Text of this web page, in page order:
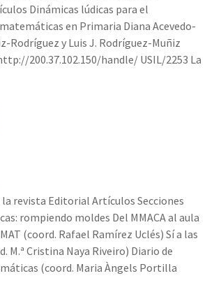
Dinámicas lúdicas para el
en Primaria Diana Acevedo-
Rodríguez y Luis J. Rodríguez-Muñiz
200.37.102.150/handle/ USIL/2253 La
la revista Editorial Artículos Secciones
rompiendo moldes Del MMACA al aula
(coord. Rafael Ramírez Uclés) Sí a las
M.ª Cristina Naya Riveiro) Diario de
(coord. Maria Àngels Portilla